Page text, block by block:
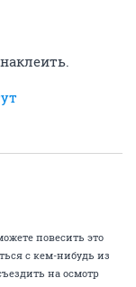
повесить это
с кем-нибудь из
на осмотр